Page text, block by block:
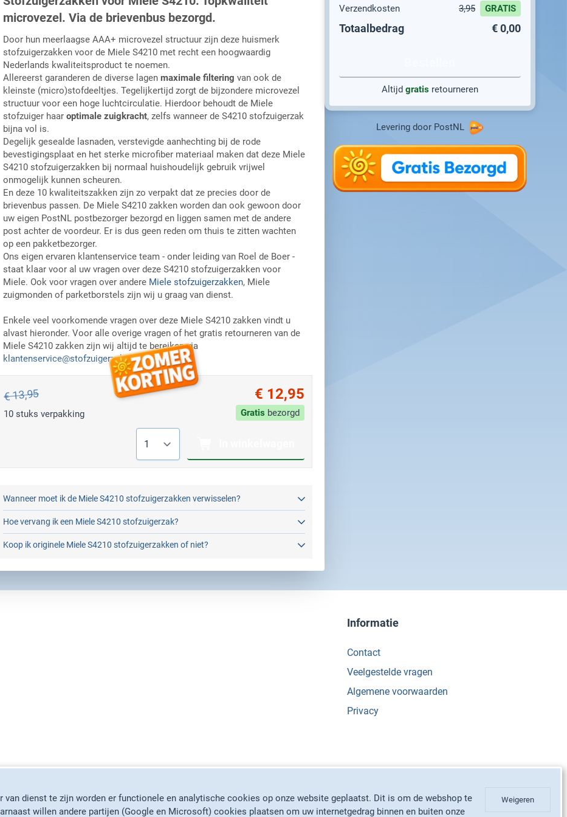
van dienst te zijn worden er functionele en analytische cookies op onze website geplaatst. Dit is om de webshop te
willen andere partijen (Google en Microsoft) cookies plaatsen om uw internetgedrag binnen en buiten onze
Weigeren
microvezel. Via de brievenbus bezorgd.
Door hun meerlaagse AAA+ microvezel structuur zijn deze huismerk
stofzuigerzakken voor de Miele S4210 met recht een hoogwaardig
Nederlands kwaliteitsproduct te noemen.
Allereerst garanderen de diverse lagen maximale filtering van ook de
kleinste (micro)stofdeeltjes. Tegelijkertijd zorgt de bijzondere microvezel
structuur voor een hoge luchtcirculatie. Hierdoor behoudt de Miele
stofzuiger haar optimale zuigkracht, zelfs wanneer de S4210 stofzuigerzak
bijna vol is.
Degelijk gesealde lasnaden, verstevigde aanhechting bij de rode
bevestigingsplaat en het sterke microfiber materiaal maken dat deze Miele
S4210 stofzuigerzakken bij normaal huishoudelijk gebruik vrijwel
onmogelijk kunnen scheuren.
En deze 10 kwaliteitszakken zijn zo verpakt dat ze precies door de
brievenbus passen. De Miele S4210 zakken worden dan ook gewoon door
uw eigen PostNL postbezorger bezorgd en liggen samen met de andere
post achter de voordeur. Er is dus geen reden om thuis te zitten wachten
op een pakketbezorger.
Ons eigen ervaren klantenservice team - onder leiding van Roel de Boer -
staat klaar voor al uw vragen over deze S4210 stofzuigerzakken voor
Miele. Ook voor vragen over andere Miele stofzuigerzakken, Miele
zuigmonden of parketborstels zijn wij u graag van dienst.
Enkele veel voorkomende vragen over deze Miele S4210 zakken vindt u
alvast hieronder. Voor alle overige vragen of het gratis retourneren van de
Miele S4210 zakken zijn wij altijd te bereiken via
klantenservice@stofzuigerzak.nl.
€ 13,95 € 12,95
10 stuks verpakking Gratis bezorgd
Wanneer moet ik de Miele S4210 stofzuigerzakken verwisselen?
Hoe vervang ik een Miele S4210 stofzuigerzak?
Koop ik originele Miele S4210 stofzuigerzakken of niet?
Verzendkosten
3,95 GRATIS
Totaalbedrag € 0,00
Altijd gratisretourneren
Levering door PostNL
Informatie
Contact
Veelgestelde vragen
Algemene voorwaarden
Privacy